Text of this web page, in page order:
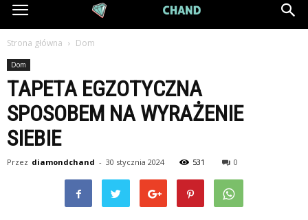
DiamondChand.pl
Strona główna Dom
Dom
TAPETA EGZOTYCZNA
SPOSOBEM NA WYRAŻENIE
SIEBIE
Przez diamondchand - 30 stycznia 2024 531 0